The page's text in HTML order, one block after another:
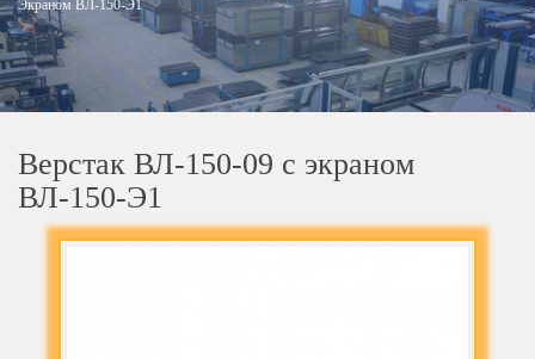
Экраном ВЛ-150-Э1
Верстак ВЛ-150-09 с экраном
ВЛ-150-Э1